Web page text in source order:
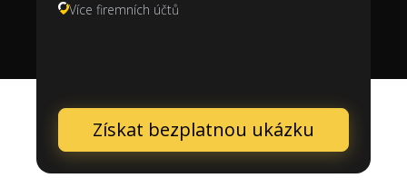
Více firemních účtů
Získat bezplatnou ukázku